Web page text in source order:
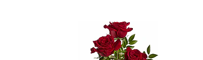
Bouquet di fiori